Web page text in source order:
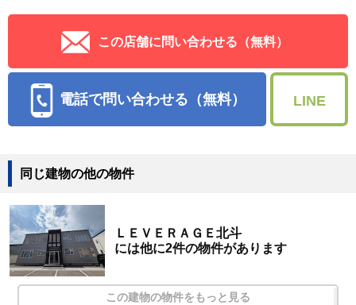
この店舗に問い合わせる（無料）
電話で問い合わせる（無料） LINE
同じ建物の他の物件
ＬＥＶＥＲＡＧＥ北斗
には他に2件の物件があります
この建物の物件をもっと見る